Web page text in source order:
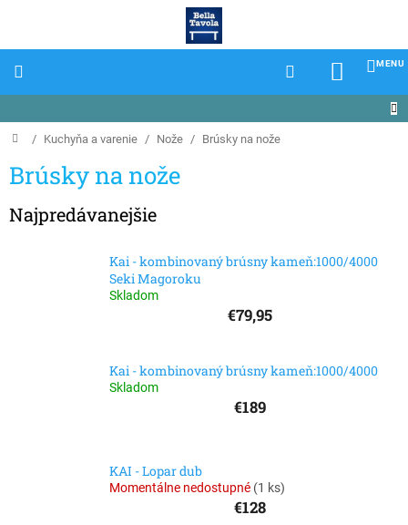
Domov
/ Kuchyňa a varenie / Nože / Brúsky na nože
Brúsky na nože
Najpredávanejšie
Kai - kombinovaný brúsny kameň:1000/4000
Seki Magoroku
Skladom
€79,95
Kai - kombinovaný brúsny kameň:1000/4000
Skladom
€189
KAI - Lopar dub
Momentálne nedostupné (1 ks)
€128